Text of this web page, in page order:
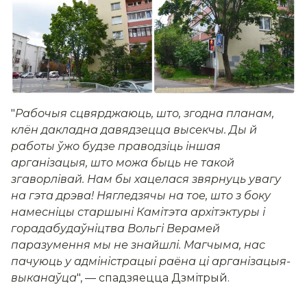
"Рабочыя сцвярджаюць, што, згодна планам,
клён дакладна давядзецца высекчы. Ды й
работы ўжо будзе праводзіць іншая
арганізацыя, што можа быць не такой
згаворлівай. Нам бы хацелася звярнуць увагу
на гэта дрэва! Нягледзячы на тое, што з боку
намесніцы старшыні Камітэта архітэктуры і
горадабудаўніцтва Вольгі Верамей
паразумення мы не знайшлі. Магчыма, нас
пачуюць у адміністрацыі раёна ці арганізацыя-
выканаўца", — спадзяецца Дзмітрый.